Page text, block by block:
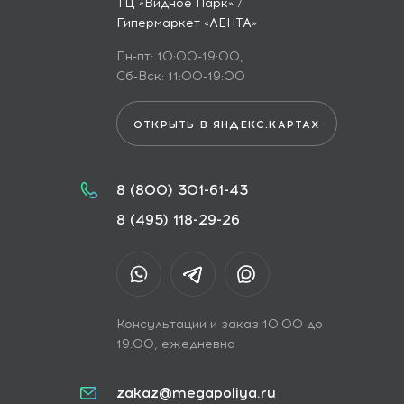
ТЦ «Видное Парк» /
Гипермаркет «ЛЕНТА»
Пн-пт: 10:00-19:00,
Сб-Вск: 11:00-19:00
ОТКРЫТЬ В ЯНДЕКС.КАРТАХ
8 (800) 301-61-43
8 (495) 118-29-26
Консультации и заказ 10:00 до
19:00, ежедневно
zakaz@megapoliya.ru